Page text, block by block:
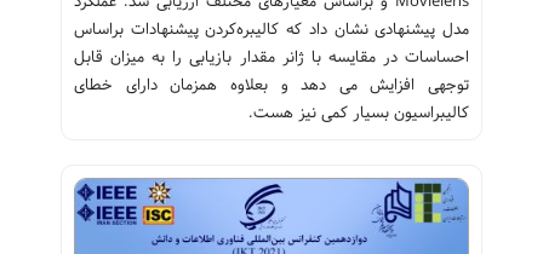
مدل پیشنهادی نشان داد که کالیبره‌کردن پیشنهادات براساس
احساسات در مقایسه با ژانر مقدار بازیابی را به میزان قابل
توجهی افزایش می دهد و بعلاوه همزمان دارای خطای
کالیبراسیون بسیار کمی نیز هست.